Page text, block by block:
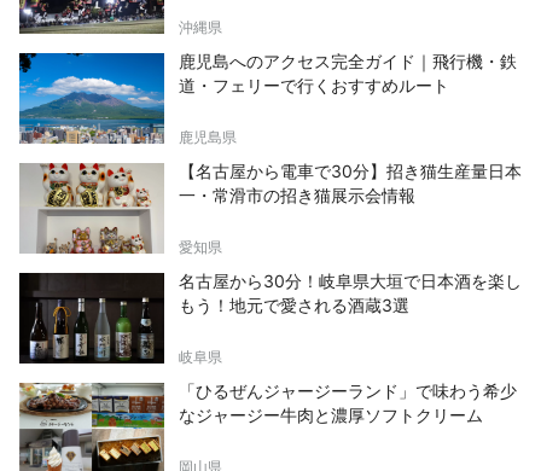
沖縄県
鹿児島へのアクセス完全ガイド｜飛行機・鉄
道・フェリーで行くおすすめルート
鹿児島県
【名古屋から電車で30分】招き猫生産量日本
一・常滑市の招き猫展示会情報
愛知県
名古屋から30分！岐阜県大垣で日本酒を楽し
もう！地元で愛される酒蔵3選
岐阜県
「ひるぜんジャージーランド」で味わう希少
なジャージー牛肉と濃厚ソフトクリーム
岡山県